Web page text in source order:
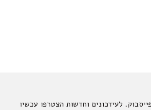
לעידכונים וחדשות הצטרפו עכשיו